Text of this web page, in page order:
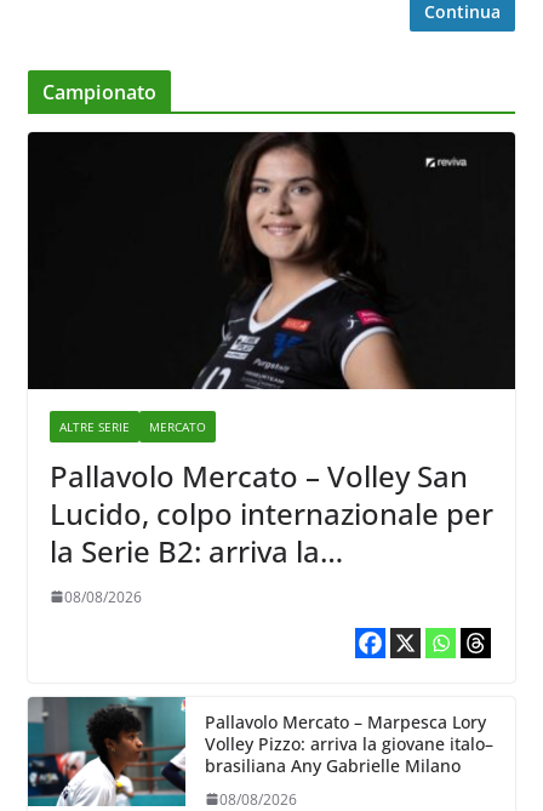
Continua
Campionato
ALTRE SERIE MERCATO
Pallavolo Mercato – Volley San
Lucido, colpo internazionale per
la Serie B2: arriva la
schiacciatrice lettone Kristine
08/08/2026
Pallavolo Mercato – Marpesca Lory
Volley Pizzo: arriva la giovane italo–
brasiliana Any Gabrielle Milano
08/08/2026